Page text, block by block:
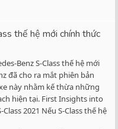
thế hệ mới chính thức
Benz S-Class thế hệ mới
đã cho ra mắt phiên bản
này nhằm kế thừa những
hiện tại. First Insights into
2021 Nếu S-Class thế hệ